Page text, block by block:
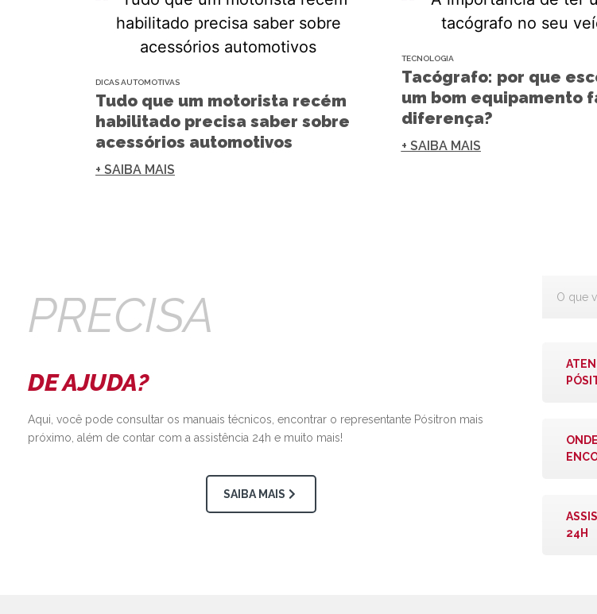
DICAS AUTOMOTIVAS
Tudo que um motorista recém
habilitado precisa saber sobre
acessórios automotivos
+ SAIBA MAIS
TECNOLOGIA
Tacógrafo: por que
um bom equipamento
diferença?
+ SAIBA MAIS
PRECISA
DE AJUDA?
Aqui, você pode consultar os manuais técnicos, encontrar o representante Pósitron mais
próximo, além de contar com a assistência 24h e muito mais!
SAIBA MAIS
ONDE
24H